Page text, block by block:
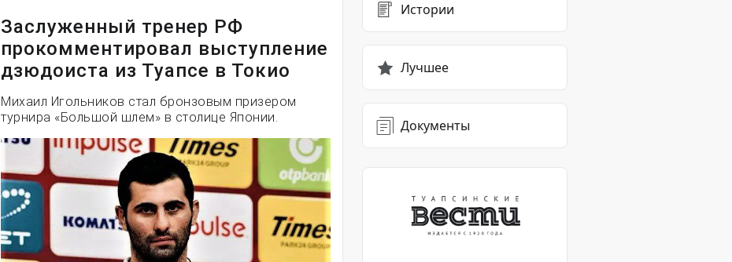
Заслуженный тренер РФ
прокомментировал выступление
дзюдоиста из Туапсе в Токио
Михаил Игольников стал бронзовым призером
турнира «Большой шлем» в столице Японии.
Истории
Лучшее
Документы